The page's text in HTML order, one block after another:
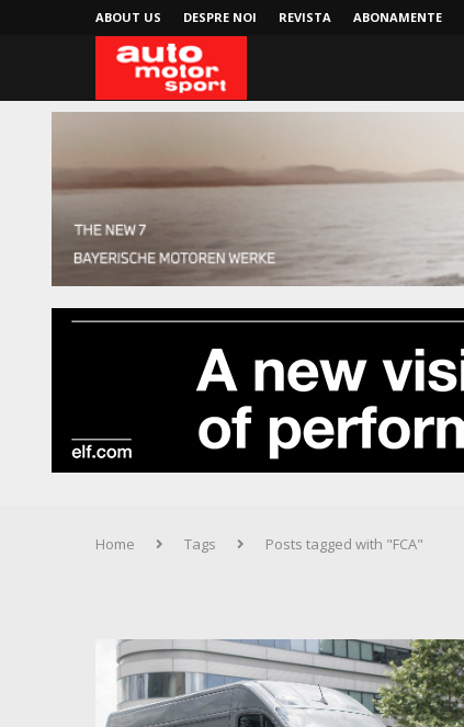
ABOUT US DESPRE NOI REVISTA ABONAMENTE
Home Tags Posts tagged with "FCA"